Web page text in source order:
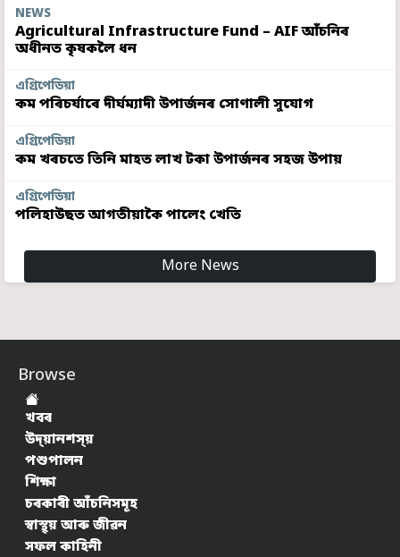
NEWS
Agricultural Infrastructure Fund – AIF আঁচনিৰ
অধীনত কৃষকলৈ ধন
এগ্ৰিপেডিয়া
কম পৰিচৰ্যাৰে দীৰ্ঘম্যাদী উপাৰ্জনৰ সোণালী সুযোগ
এগ্ৰিপেডিয়া
কম খৰচতে তিনি মাহত লাখ টকা উপাৰ্জনৰ সহজ উপায়
এগ্ৰিপেডিয়া
পলিহাউছত আগতীয়াকৈ পালেং খেতি
More News
Browse
খবৰ
উদ্য়ানশস্য়
পশুপালন
শিক্ষা
চৰকাৰী আঁচনিসমূহ
স্বাস্থ্য় আৰু জীৱন
সফল কাহিনী